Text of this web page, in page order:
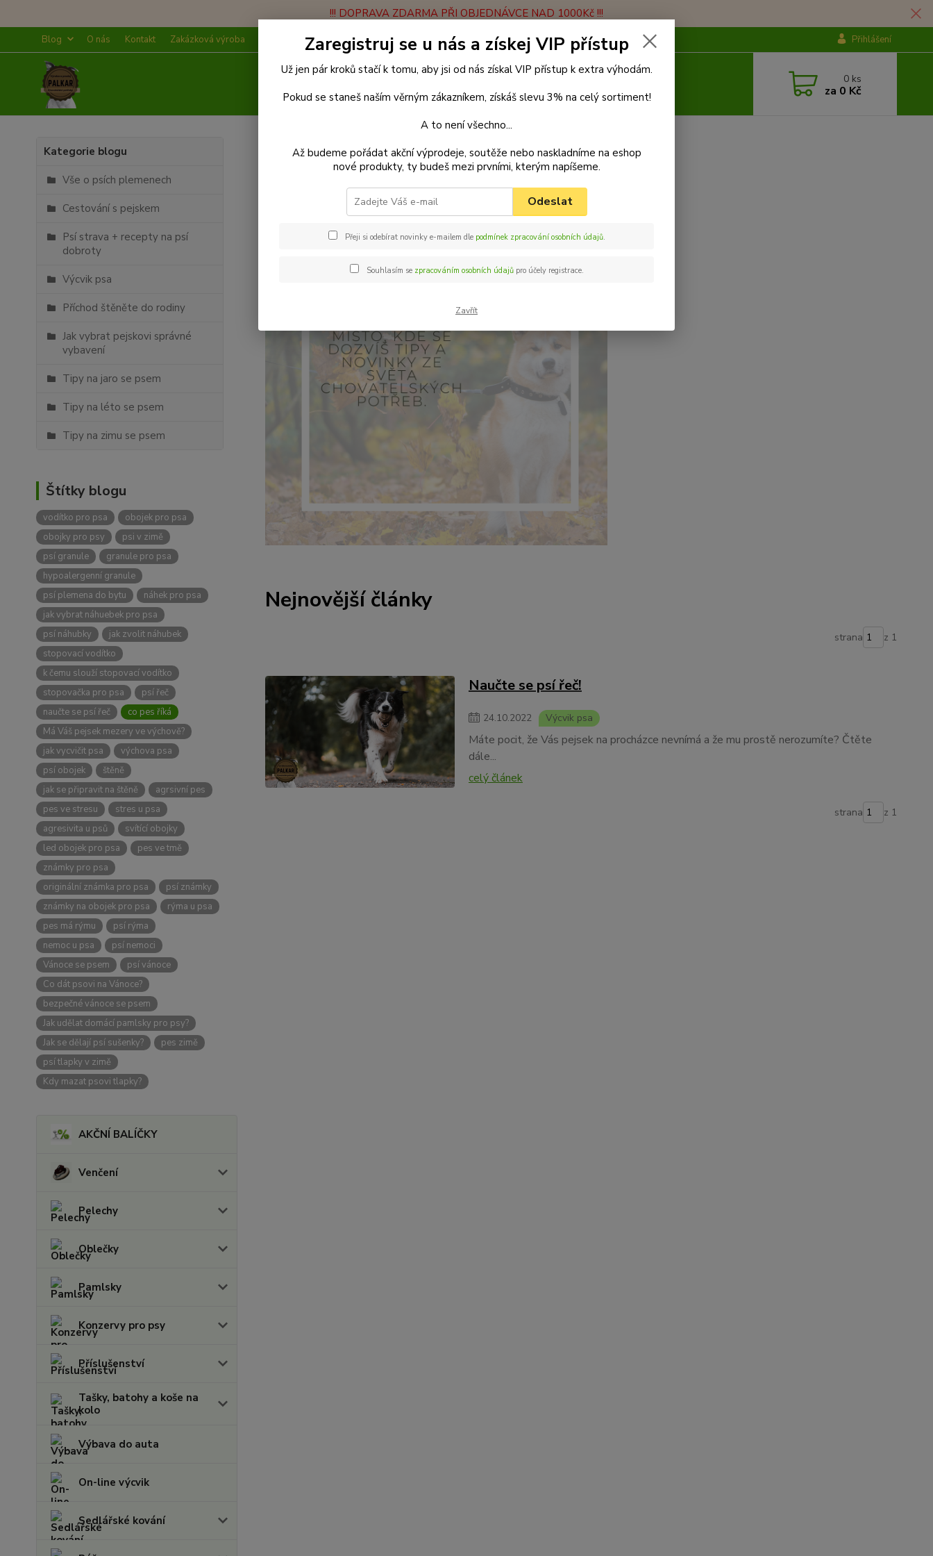
!!! DOPRAVA ZDARMA PŘI OBJEDNÁVCE NAD 1000Kč !!!
Blog O nás Kontakt Zakázková výroba Doprava a platba Vrácení zboží Obchodní podmínky Velkoobchodní spolupráce Přihlášení
0 ks
za 0 Kč
Kategorie blogu
Vše o psích plemenech
Cestování s pejskem
Psí strava + recepty na psí
dobroty
Výcvik psa
Příchod štěněte do rodiny
Jak vybrat pejskovi správné
vybavení
Tipy na jaro se psem
Tipy na léto se psem
Tipy na zimu se psem
Štítky blogu
vodítko pro psa
obojek pro psa
obojky pro psy
psi v zimě
psí granule
granule pro psa
hypoalergenní granule
psí plemena do bytu
náhek pro psa
jak vybrat náhuebek pro psa
psí náhubky
jak zvolit náhubek
stopovací vodítko
k čemu slouží stopovací vodítko
stopovačka pro psa
psí řeč
naučte se psí řeč
co pes říká
Má Váš pejsek mezery ve výchově?
jak vycvičit psa
výchova psa
psí obojek
štěně
jak se připravit na štěně
agrsivní pes
pes ve stresu
stres u psa
agresivita u psů
svítící obojky
led obojek pro psa
pes ve tmě
známky pro psa
originální známka pro psa
psí známky
známky na obojek pro psa
rýma u psa
pes má rýmu
psí rýma
nemoc u psa
psí nemoci
Vánoce se psem
psí vánoce
Co dát psovi na Vánoce?
bezpečné vánoce se psem
Jak udělat domácí pamlsky pro psy?
Jak se dělají psí sušenky?
pes zimě
psí tlapky v zimě
Kdy mazat psovi tlapky?
AKČNÍ BALÍČKY
Venčení
Pelechy
Oblečky
Pamlsky
Konzervy pro psy
Příslušenství
Tašky, batohy a koše na
kolo
Výbava do auta
On-line výcvik
Sedlářské kování
Nejnovější články
strana z 1
Naučte se psí řeč!
24.10.2022 Výcvik psa
Máte pocit, že Vás pejsek na procházce nevnímá a že mu prostě nerozumíte? Čtěte
dále...
celý článek
strana z 1
Zaregistruj se u nás a získej VIP přístup
Už jen pár kroků stačí k tomu, aby jsi od nás získal VIP přístup k extra výhodám.
Pokud se staneš naším věrným zákazníkem, získáš slevu 3% na celý sortiment!
A to není všechno...
Až budeme pořádat akční výprodeje, soutěže nebo naskladníme na eshop
nové produkty, ty budeš mezi prvními, kterým napíšeme.
Odeslat
Přeji si odebírat novinky e-mailem dle podmínek zpracování osobních údajů.
Souhlasím se zpracováním osobních údajůpro účely registrace.
Zavřít